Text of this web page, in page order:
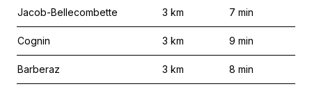
Jacob-Bellecombette 3 km 7 min
Cognin 3 km 9 min
Barberaz 3 km 8 min